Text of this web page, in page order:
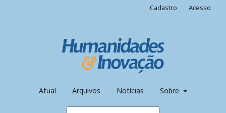
Atual Arquivos Notícias Sobre
Cadastro Acesso